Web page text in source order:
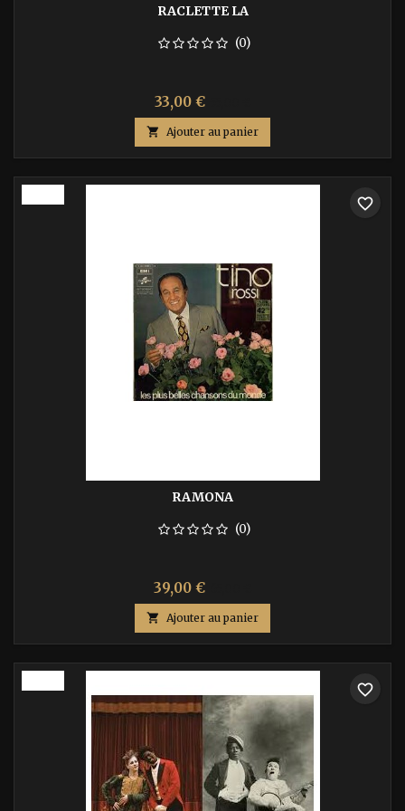
RACLETTE LA
(0)
Prix
33,00 €
base
 Ajouter au panier
RAMONA
(0)
Prix
39,00 €
base
 Ajouter au panier
favorite_border
favorite_border